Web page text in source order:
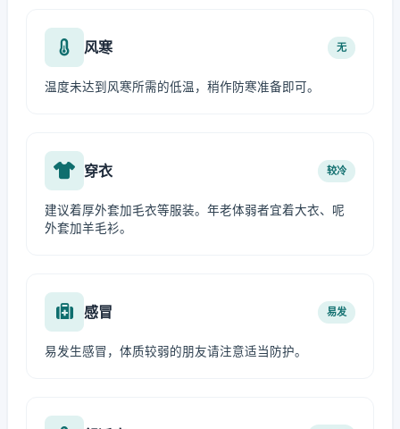
风寒 无
温度未达到风寒所需的低温，稍作防寒准备即可。
穿衣 较冷
建议着厚外套加毛衣等服装。年老体弱者宜着大衣、呢
外套加羊毛衫。
感冒 易发
易发生感冒，体质较弱的朋友请注意适当防护。